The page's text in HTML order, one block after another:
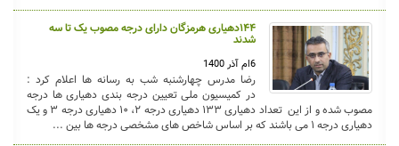
۱۴۴دهیاری هرمزگان دارای درجه مصوب یک تا سه
شدند
6ام آذر 1400
رضا مدرس چهارشنبه شب به رسانه ها اعلام کرد :
در کمیسیون ملی تعیین درجه بندی دهیاری ها درجه
مصوب شده و از این تعداد دهیاری ۱۳۳ دهیاری درجه ۲، ۱۰ دهیاری درجه ۳ و یک
دهیاری درجه ۱ می باشند که بر اساس شاخص های مشخصی درجه ها بین ...